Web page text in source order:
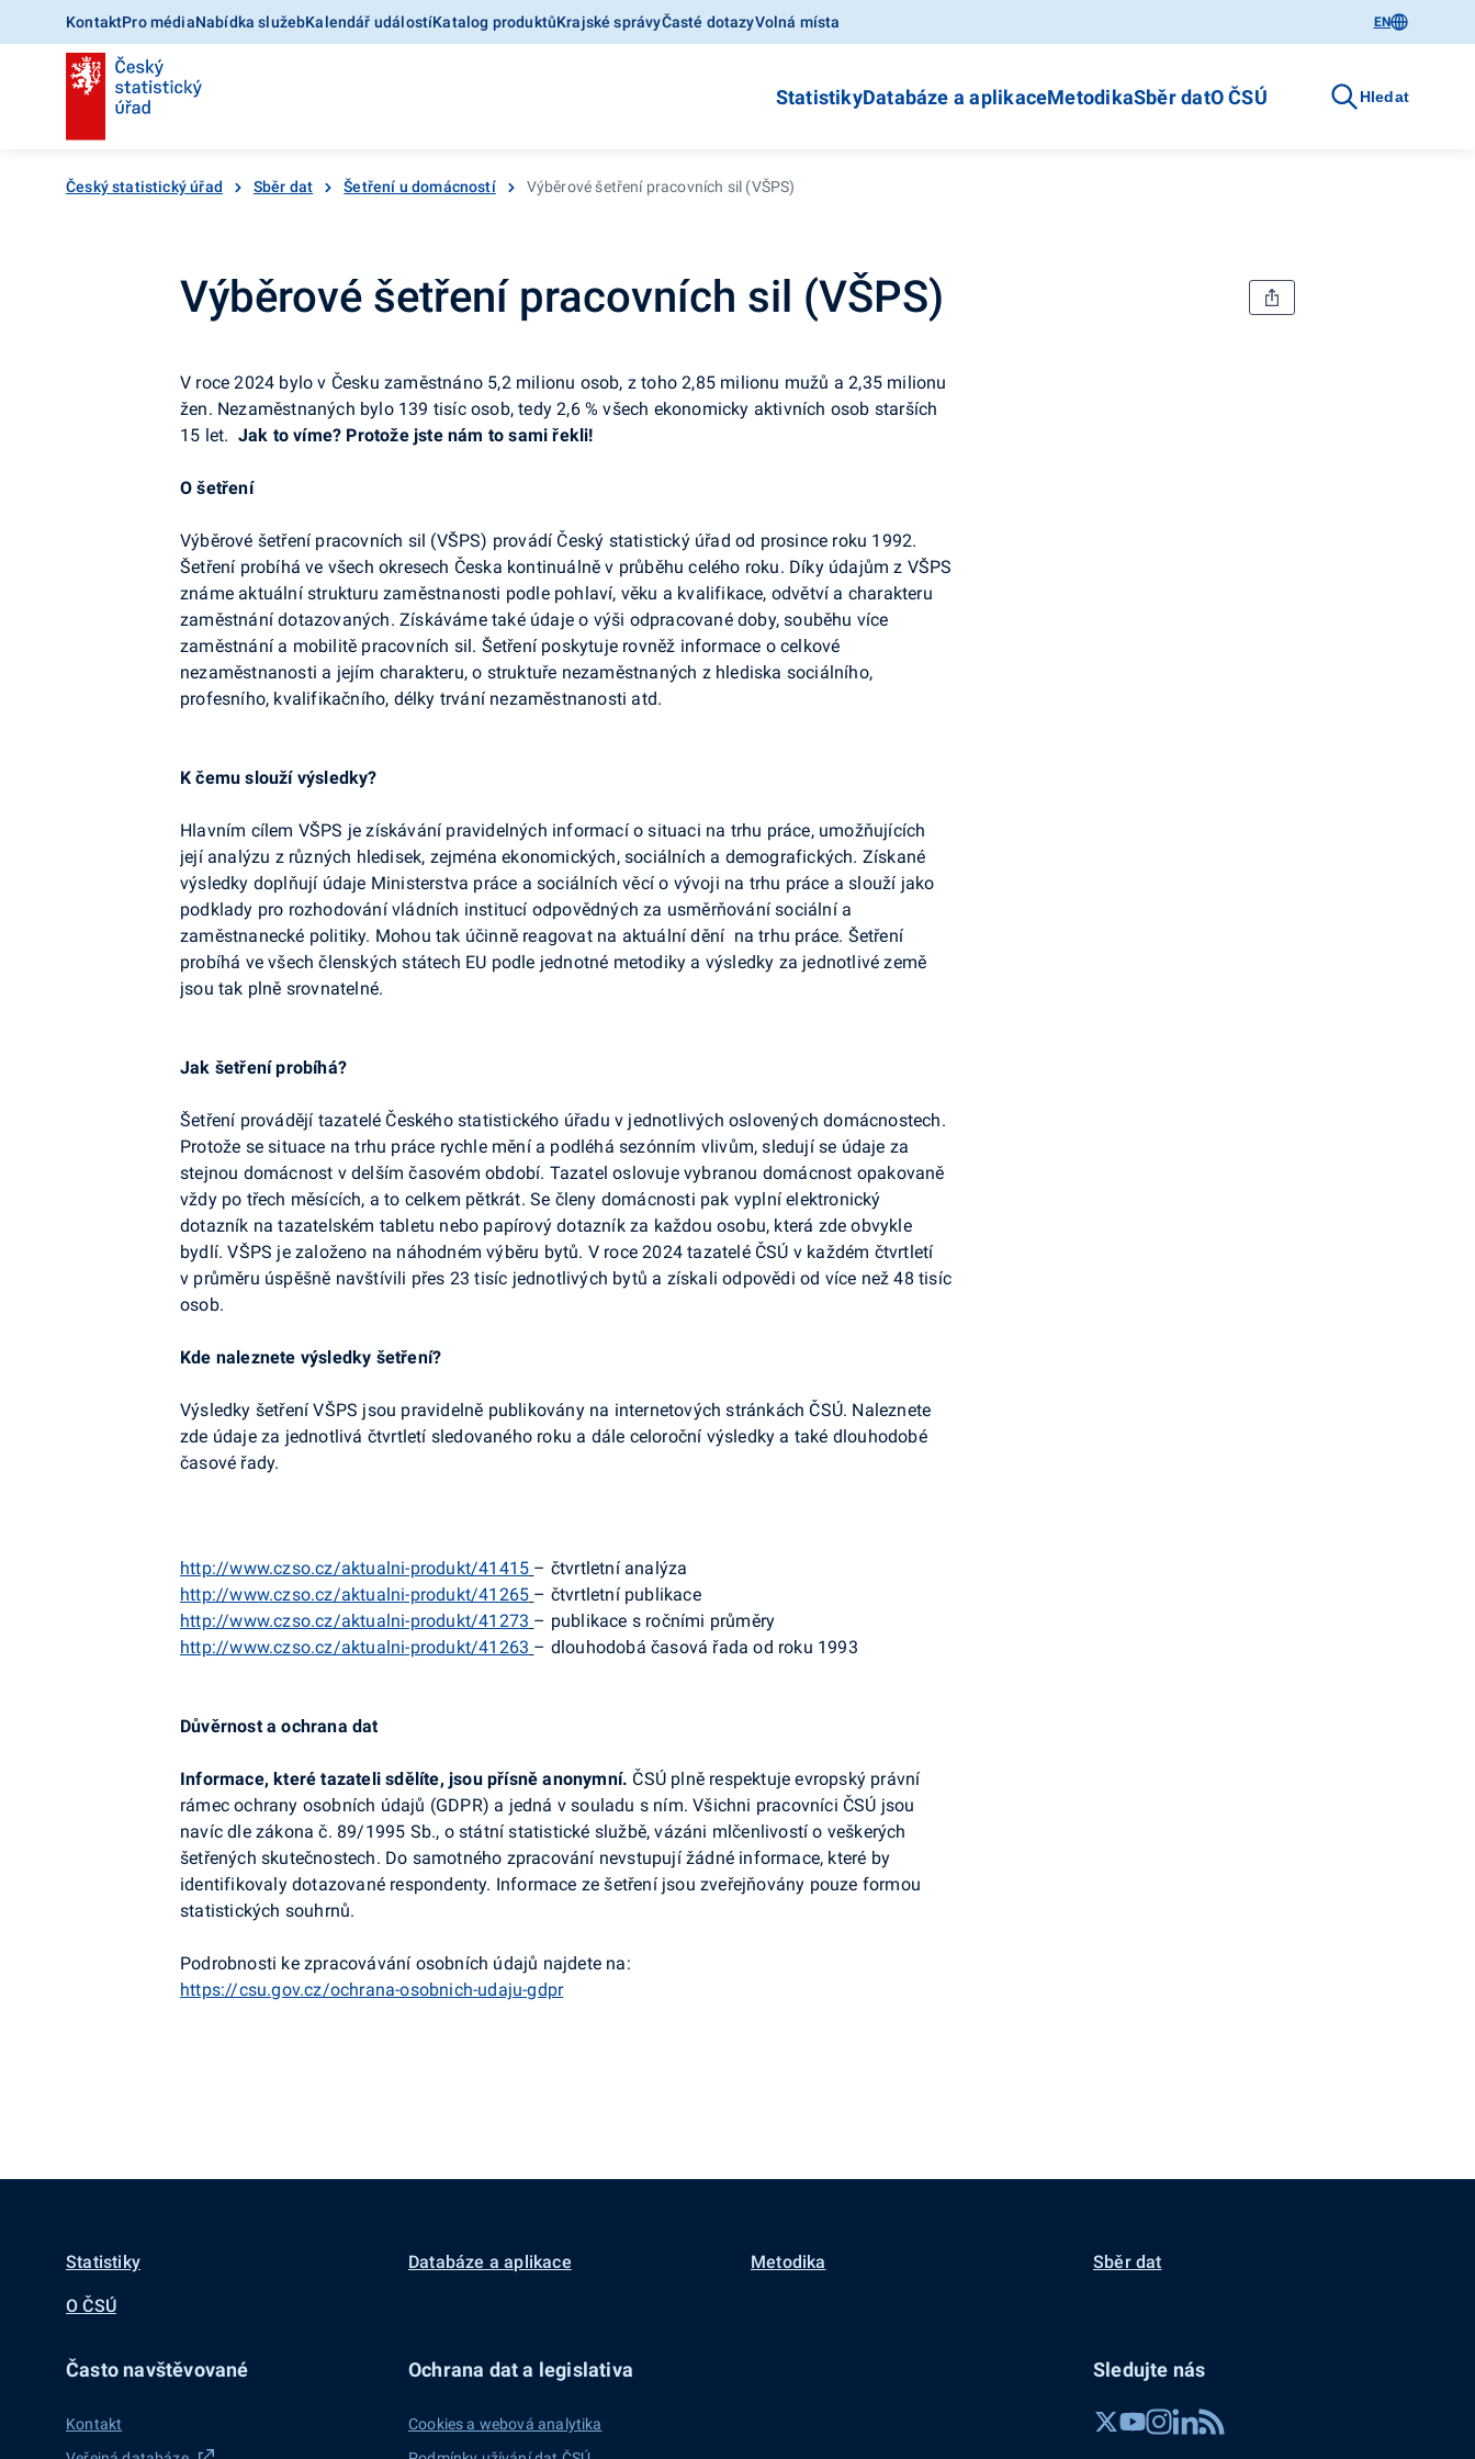
KontaktPro médiaNabídka služebKalendář událostíKatalog produktůKrajské správyČasté dotazyVolná místa EN
StatistikyDatabáze a aplikaceMetodikaSběr datO ČSÚ Hledat
Český statistický úřad Sběr dat Šetření u domácností Výběrové šetření pracovních sil (VŠPS)
Výběrové šetření pracovních sil (VŠPS)
V roce 2024 bylo v Česku zaměstnáno 5,2 milionu osob, z toho 2,85 milionu mužů a 2,35 milionu
žen. Nezaměstnaných bylo 139 tisíc osob, tedy 2,6 % všech ekonomicky aktivních osob starších
15 let. Jak to víme? Protože jste nám to sami řekli!
O šetření
Výběrové šetření pracovních sil (VŠPS) provádí Český statistický úřad od prosince roku 1992.
Šetření probíhá ve všech okresech Česka kontinuálně v průběhu celého roku. Díky údajům z VŠPS
známe aktuální strukturu zaměstnanosti podle pohlaví, věku a kvalifikace, odvětví a charakteru
zaměstnání dotazovaných. Získáváme také údaje o výši odpracované doby, souběhu více
zaměstnání a mobilitě pracovních sil. Šetření poskytuje rovněž informace o celkové
nezaměstnanosti a jejím charakteru, o struktuře nezaměstnaných z hlediska sociálního,
profesního, kvalifikačního, délky trvání nezaměstnanosti atd.
K čemu slouží výsledky?
Hlavním cílem VŠPS je získávání pravidelných informací o situaci na trhu práce, umožňujících
její analýzu z různých hledisek, zejména ekonomických, sociálních a demografických. Získané
výsledky doplňují údaje Ministerstva práce a sociálních věcí o vývoji na trhu práce a slouží jako
podklady pro rozhodování vládních institucí odpovědných za usměrňování sociální a
zaměstnanecké politiky. Mohou tak účinně reagovat na aktuální dění na trhu práce. Šetření
probíhá ve všech členských státech EU podle jednotné metodiky a výsledky za jednotlivé země
jsou tak plně srovnatelné.
Jak šetření probíhá?
Šetření provádějí tazatelé Českého statistického úřadu v jednotlivých oslovených domácnostech.
Protože se situace na trhu práce rychle mění a podléhá sezónním vlivům, sledují se údaje za
stejnou domácnost v delším časovém období. Tazatel oslovuje vybranou domácnost opakovaně
vždy po třech měsících, a to celkem pětkrát. Se členy domácnosti pak vyplní elektronický
dotazník na tazatelském tabletu nebo papírový dotazník za každou osobu, která zde obvykle
bydlí. VŠPS je založeno na náhodném výběru bytů. V roce 2024 tazatelé ČSÚ v každém čtvrtletí
v průměru úspěšně navštívili přes 23 tisíc jednotlivých bytů a získali odpovědi od více než 48 tisíc
osob.
Kde naleznete výsledky šetření?
Výsledky šetření VŠPS jsou pravidelně publikovány na internetových stránkách ČSÚ. Naleznete
zde údaje za jednotlivá čtvrtletí sledovaného roku a dále celoroční výsledky a také dlouhodobé
časové řady.
http://www.czso.cz/aktualni-produkt/41415 – čtvrtletní analýza
http://www.czso.cz/aktualni-produkt/41265 – čtvrtletní publikace
http://www.czso.cz/aktualni-produkt/41273 – publikace s ročními průměry
http://www.czso.cz/aktualni-produkt/41263 – dlouhodobá časová řada od roku 1993
Důvěrnost a ochrana dat
Informace, které tazateli sdělíte, jsou přísně anonymní. ČSÚ plně respektuje evropský právní
rámec ochrany osobních údajů (GDPR) a jedná v souladu s ním. Všichni pracovníci ČSÚ jsou
navíc dle zákona č. 89/1995 Sb., o státní statistické službě, vázáni mlčenlivostí o veškerých
šetřených skutečnostech. Do samotného zpracování nevstupují žádné informace, které by
identifikovaly dotazované respondenty. Informace ze šetření jsou zveřejňovány pouze formou
statistických souhrnů.
Podrobnosti ke zpracovávání osobních údajů najdete na:
https://csu.gov.cz/ochrana-osobnich-udaju-gdpr
Statistiky Databáze a aplikace Metodika Sběr dat
O ČSÚ
Často navštěvované
Kontakt
Ochrana dat a legislativa
Cookies a webová analytika
Sledujte nás